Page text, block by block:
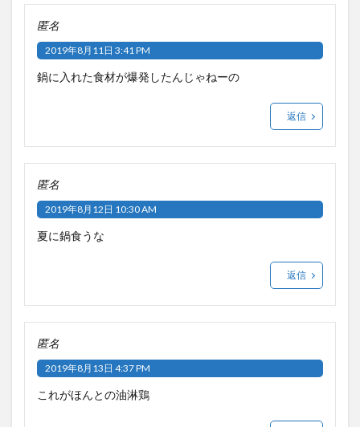
匿名
2019年8月11日 3:41 PM
鍋に入れた食材が爆発したんじゃねーの
返信
匿名
2019年8月12日 10:30 AM
夏に鍋食うな
返信
匿名
2019年8月13日 4:37 PM
これがほんとの油淋鶏